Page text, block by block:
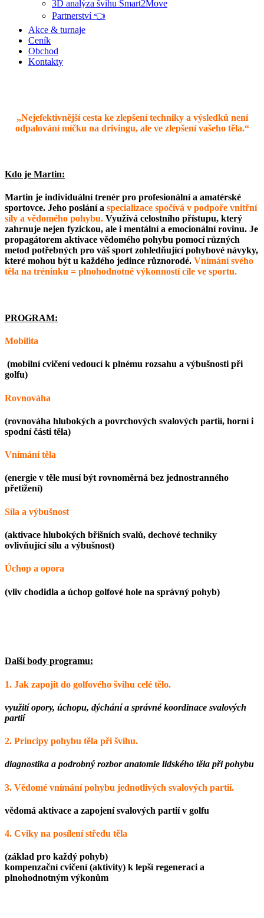
3D analýza švihu Smart2Move
Partnerství 👈
Akce & turnaje
Ceník
Obchod
Kontakty
„Nejefektivnější cesta ke zlepšení techniky a výsledků není
odpalování míčku na drivingu, ale ve zlepšení vašeho těla.“
Kdo je Martin:
Martin je individuální trenér pro profesionální a amatérské
sportovce. Jeho poslání a specializace spočívá v podpoře vnitřní
síly a vědomého pohybu. Využívá celostního přístupu, který
zahrnuje nejen fyzickou, ale i mentální a emocionální rovinu. Je
propagátorem aktivace vědomého pohybu pomocí různých
metod potřebných pro váš sport zohledňující pohybové návyky,
které mohou být u každého jedince různorodé. Vnímání svého
těla na tréninku = plnohodnotné výkonností cíle ve sportu.
PROGRAM:
Mobilita
(mobilní cvičení vedoucí k plnému rozsahu a výbušnosti při
golfu)
Rovnováha
(rovnováha hlubokých a povrchových svalových partií, horní i
spodní části těla)
Vnímání těla
(energie v těle musí být rovnoměrná bez jednostranného
přetížení)
Síla a výbušnost
(aktivace hlubokých břišních svalů, dechové techniky
ovlivňující sílu a výbušnost)
Úchop a opora
(vliv chodidla a úchop golfové hole na správný pohyb)
Další body programu:
1. Jak zapojit do golfového švihu celé tělo.
využití opory, úchopu, dýchání a správné koordinace svalových
partií
2. Principy pohybu těla při švihu.
diagnostika a podrobný rozbor anatomie lidského těla při pohybu
3. Vědomé vnímání pohybu jednotlivých svalových partií.
vědomá aktivace a zapojení svalových partií v golfu
4. Cviky na posílení středu těla
(základ pro každý pohyb)
kompenzační cvičení (aktivity) k lepší regeneraci a
plnohodnotným výkonům